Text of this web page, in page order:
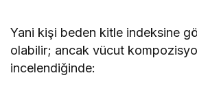
Yani kişi beden kitle indeksine
olabilir; ancak vücut
incelendiğinde: